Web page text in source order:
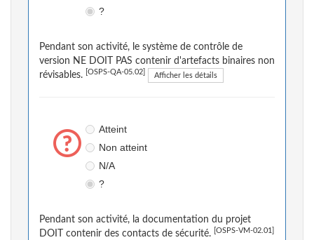
?
Pendant son activité, le système de contrôle de
version NE DOIT PAS contenir d'artefacts binaires non
révisables.
[OSPS-QA-05.02] Afficher les détails
Atteint
Non atteint
N/A
?
Pendant son activité, la documentation du projet
DOIT contenir des contacts de sécurité.
[OSPS-VM-02.01]